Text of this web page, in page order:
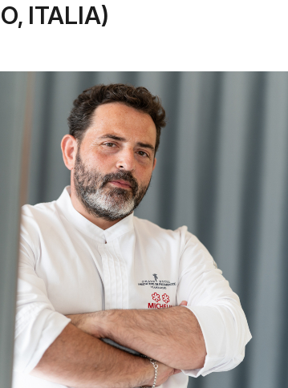
ITALIA)